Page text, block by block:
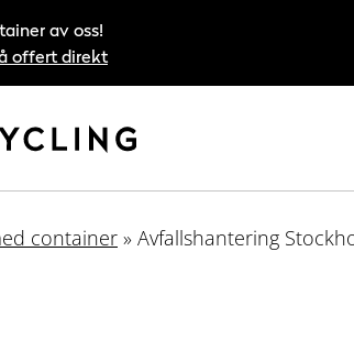
av oss!
offert direkt
container » Avfallshantering